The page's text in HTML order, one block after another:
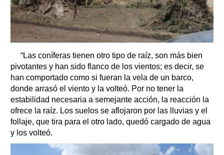
“Las coníferas tienen otro tipo de raíz, son más bien
pivotantes y han sido flanco de los vientos; es decir, se
han comportado como si fueran la vela de un barco,
donde arrasó el viento y la volteó. Por no tener la
estabilidad necesaria a semejante acción, la reacción la
ofrece la raíz. Los suelos se aflojaron por las lluvias y el
follaje, que tira para el otro lado, quedó cargado de agua
y los volteó.